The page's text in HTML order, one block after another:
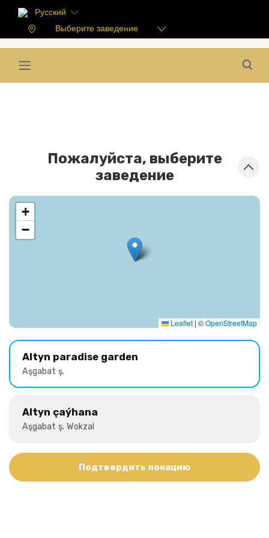
Русский
Выберите заведение
Пожалуйста, выберите
заведение
+
−
Leaflet | ©OpenStreetMap
Altyn paradise garden
Aşgabat ş.
Altyn çaýhana
Aşgabat ş. Wokzal
Подтвердить локацию